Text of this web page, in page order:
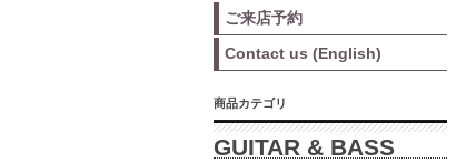
ご来店予約
Contact us (English)
商品カテゴリ
GUITAR & BASS